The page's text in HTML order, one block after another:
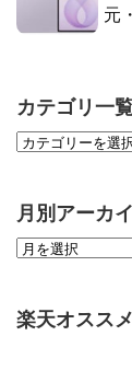
元
カテゴリ一
月別アーカ
楽天オスス